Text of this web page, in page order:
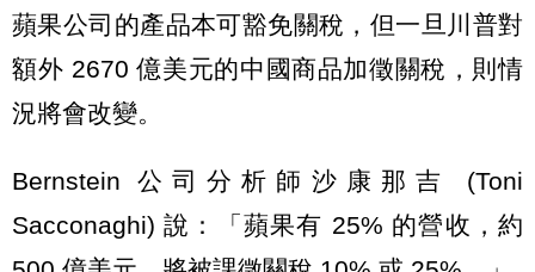
蘋果公司的產品本可豁免關稅，但一旦川普對
額外 2670 億美元的中國商品加徵關稅，則情
況將會改變。
Bernstein 公司分析師沙康那吉 (Toni
Sacconaghi) 說：「蘋果有 25% 的營收，約